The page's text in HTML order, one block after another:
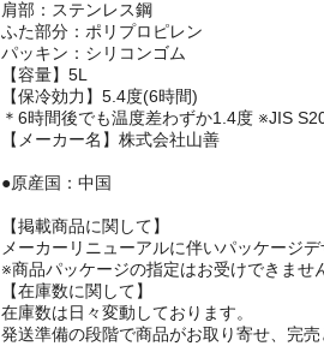
胴部：ステンレス鋼
肩部：ステンレス鋼
ふた部分：ポリプロピレン
パッキン：シリコンゴム
【容量】5L
【保冷効力】5.4度(6時間)
＊6時間後でも温度差わずか1.4度 ※JIS
【掲載商品に関して】
メーカーリニューアルに伴いパッケージ
※商品パッケージの指定はお受けできませ
【在庫数に関して】
在庫数は日々変動しております。